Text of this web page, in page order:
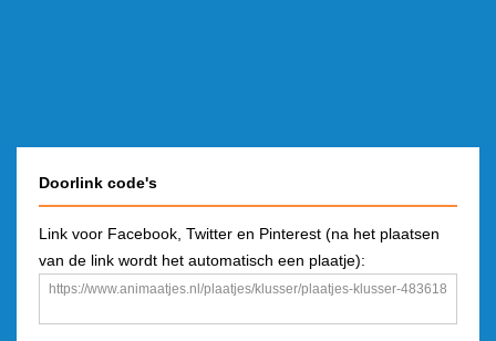
Doorlink code's
Link voor Facebook, Twitter en Pinterest (na het plaatsen
van de link wordt het automatisch een plaatje):